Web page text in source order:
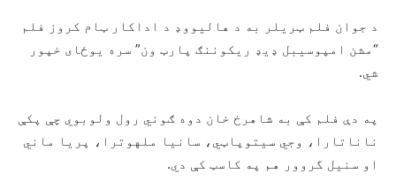
د جوان فلم ټریلر به د هالیووډ د اداکار ټام کروز فلم
“مشن امپوسیبل ډیډ ریکوننګ پارټ ون” سره یوځای خپور
شي.
په دې فلم کې به شاهرخ خان دوه ګوني رول ولوبوي چې پکې
ناناتارا، وجي سیتوپاټي، سانیا ملهوترا، پریا ماني
او سنیل گروور هم په کاسټ کې دي.